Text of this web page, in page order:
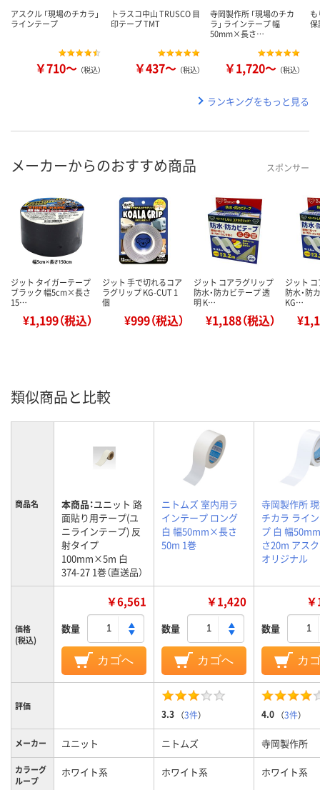
アスクル 「現場のチカラ」
ラインテープ
￥710～ （税込）
トラスコ中山 TRUSCO 目
印テープ TMT
￥437～ （税込）
寺岡製作所 「現場のチカ
ラ」 ラインテープ 幅
50mm×長さ…
￥1,720～ （税込）
保
ランキングをもっと見る
メーカーからのおすすめ商品 スポンサー
ジット タイガーテープ
ブラック 幅5cm×長さ
15…
¥1,199（税込）
ジット 手で切れるコア
ラグリップ KG-CUT 1
個
¥999（税込）
ジット コアラグリップ
防水・防カビテープ 透
明 K…
¥1,188（税込）
ジット
防水・防
KG…
類似商品と比較
商品名 本商品：ユニット 路
面貼り用テープ(ユ
ニラインテープ) 反
射タイプ
100mm×5m 白
374-27 1巻（直送品）
ニトムズ 室内用ラ
インテープ ロング
白 幅50mm×長さ
50m 1巻
寺岡製作所
チカラ ライ
プ 白 幅
さ20m アス
オリジナル
価格
(税込)
￥6,561
数量
カゴへ
￥1,420
数量
カゴへ
数量
カ
評価
3.3 （3件） 4.0 （3件）
メーカー ユニット ニトムズ 寺岡製作所
カラーグ
ループ
ホワイト系 ホワイト系 ホワイト系